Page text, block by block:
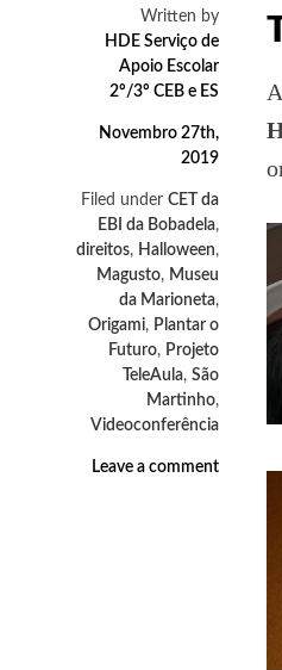
Written by
HDE Serviço de
Apoio Escolar
2º/3º CEB e ES
Novembro 27th,
2019
Filed under CET da
EBI da Bobadela,
direitos, Halloween,
Magusto, Museu
da Marioneta,
Origami, Plantar o
Futuro, Projeto
TeleAula, São
Martinho,
Videoconferência
Leave a comment